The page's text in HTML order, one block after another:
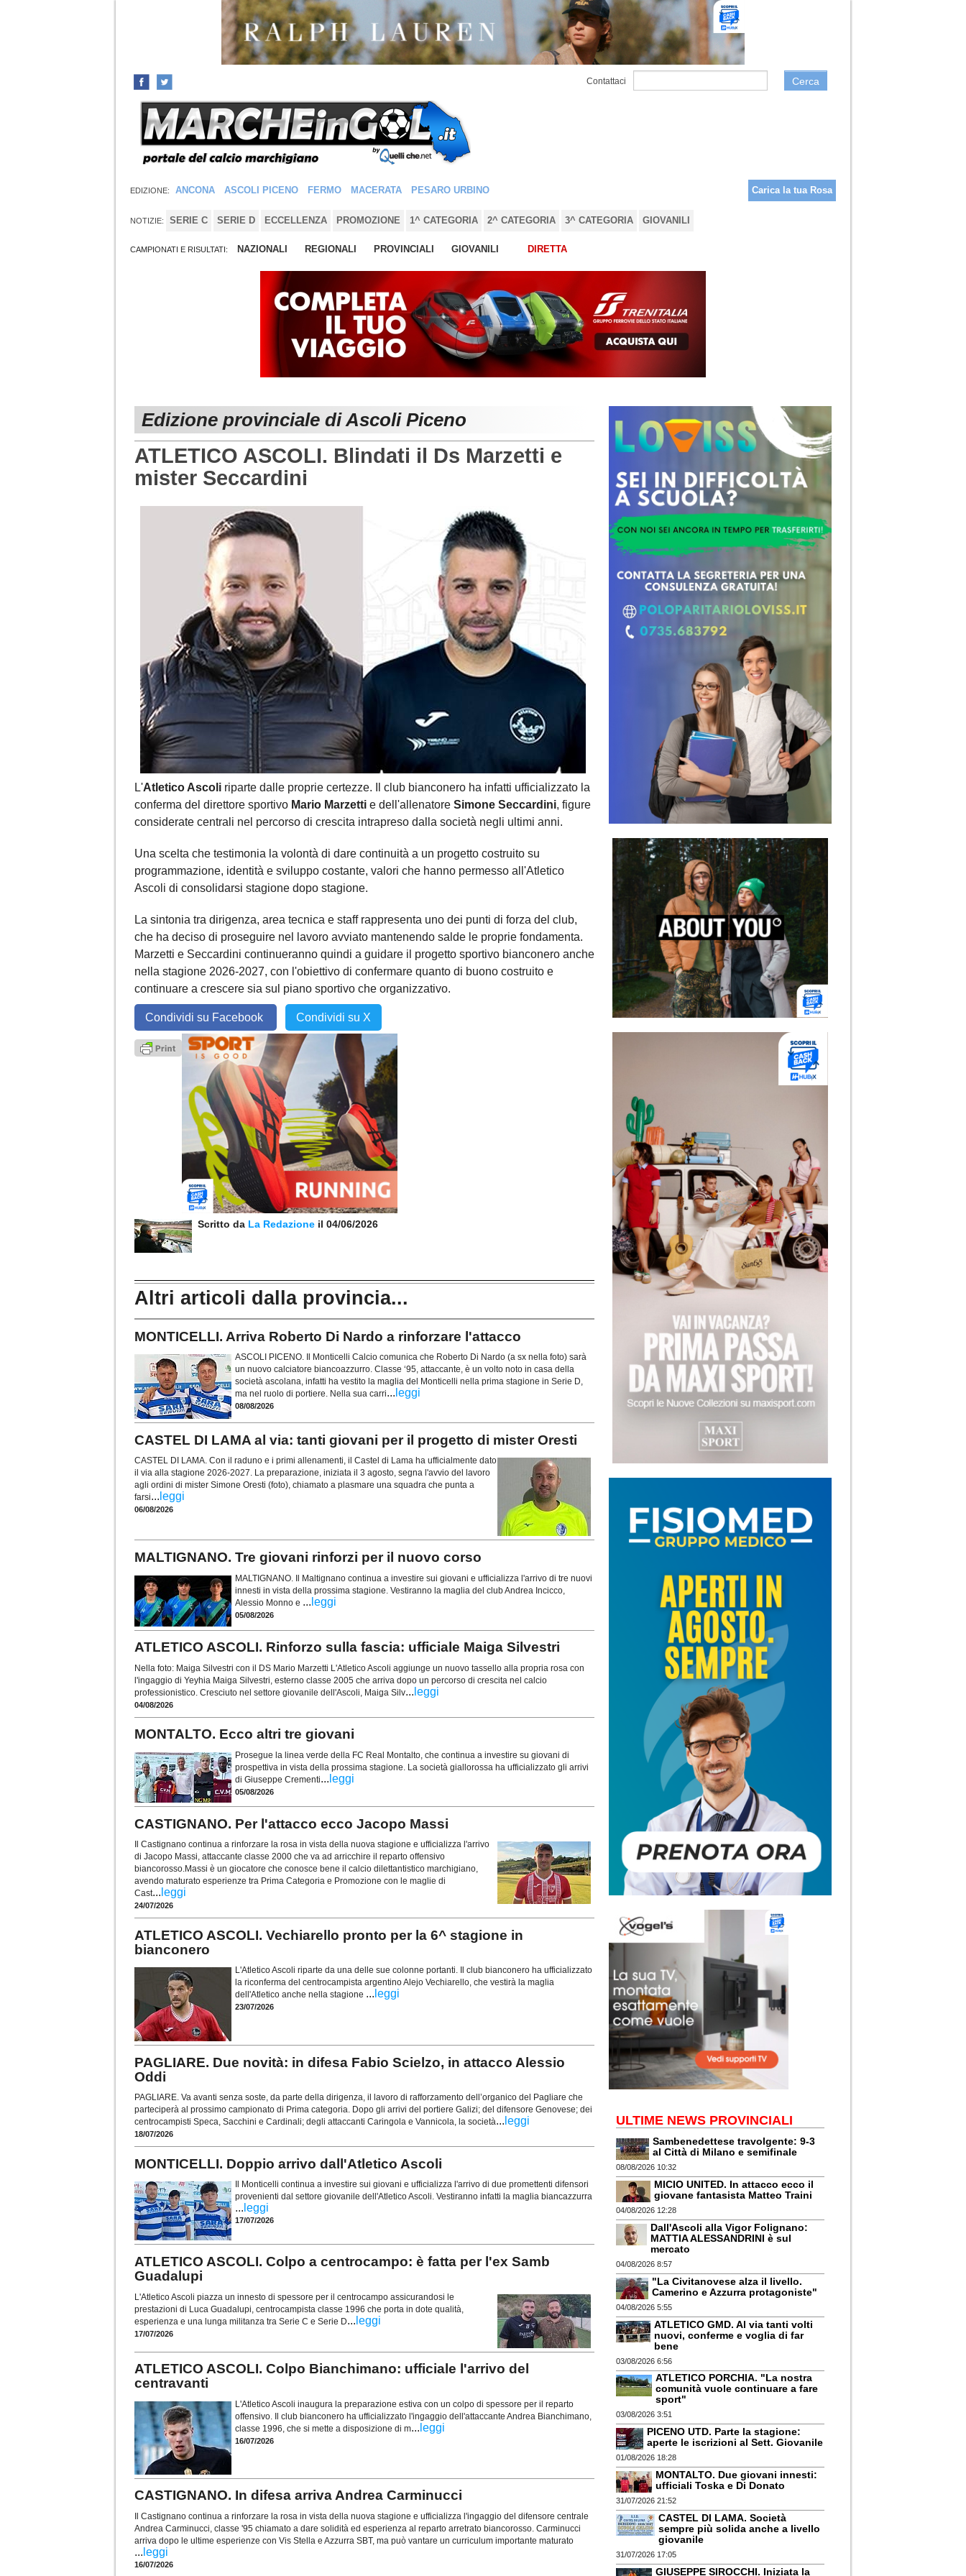
Contattaci Cerca
EDIZIONE: ANCONA ASCOLI PICENO FERMO MACERATA PESARO URBINO Carica la tua Rosa
NOTIZIE: SERIE C SERIE D ECCELLENZA PROMOZIONE 1^ CATEGORIA 2^ CATEGORIA 3^ CATEGORIA GIOVANILI
CAMPIONATI E RISULTATI: NAZIONALI REGIONALI PROVINCIALI GIOVANILI DIRETTA
Edizione provinciale di Ascoli Piceno
ATLETICO ASCOLI. Blindati il Ds Marzetti e
mister Seccardini
L'Atletico Ascoli riparte dalle proprie certezze. Il club bianconero ha infatti ufficializzato la
conferma del direttore sportivo Mario Marzetti e dell'allenatore Simone Seccardini, figure
considerate centrali nel percorso di crescita intrapreso dalla società negli ultimi anni.
Una scelta che testimonia la volontà di dare continuità a un progetto costruito su
programmazione, identità e sviluppo costante, valori che hanno permesso all'Atletico
Ascoli di consolidarsi stagione dopo stagione.
La sintonia tra dirigenza, area tecnica e staff rappresenta uno dei punti di forza del club,
che ha deciso di proseguire nel lavoro avviato mantenendo salde le proprie fondamenta.
Marzetti e Seccardini continueranno quindi a guidare il progetto sportivo bianconero anche
nella stagione 2026-2027, con l'obiettivo di confermare quanto di buono costruito e
continuare a crescere sia sul piano sportivo che organizzativo.
Condividi su Facebook Condividi su X
Scritto da La Redazione il 04/06/2026
Altri articoli dalla provincia...
MONTICELLI. Arriva Roberto Di Nardo a rinforzare l'attacco
ASCOLI PICENO. Il Monticelli Calcio comunica che Roberto Di Nardo (a sx nella foto) sarà
un nuovo calciatore biancoazzurro. Classe ‘95, attaccante, è un volto noto in casa della
società ascolana, infatti ha vestito la maglia del Monticelli nella prima stagione in Serie D,
ma nel ruolo di portiere. Nella sua carri... leggi
08/08/2026
CASTEL DI LAMA al via: tanti giovani per il progetto di mister Oresti
CASTEL DI LAMA. Con il raduno e i primi allenamenti, il Castel di Lama ha ufficialmente dato
il via alla stagione 2026-2027. La preparazione, iniziata il 3 agosto, segna l'avvio del lavoro
agli ordini di mister Simone Oresti (foto), chiamato a plasmare una squadra che punta a
farsi... leggi
06/08/2026
MALTIGNANO. Tre giovani rinforzi per il nuovo corso
MALTIGNANO. Il Maltignano continua a investire sui giovani e ufficializza l'arrivo di tre nuovi
innesti in vista della prossima stagione. Vestiranno la maglia del club Andrea Incicco,
Alessio Monno e ... leggi
05/08/2026
ATLETICO ASCOLI. Rinforzo sulla fascia: ufficiale Maiga Silvestri
Nella foto: Maiga Silvestri con il DS Mario Marzetti L'Atletico Ascoli aggiunge un nuovo tassello alla propria rosa con
l'ingaggio di Yeyhia Maiga Silvestri, esterno classe 2005 che arriva dopo un percorso di crescita nel calcio
professionistico. Cresciuto nel settore giovanile dell'Ascoli, Maiga Silv... leggi
04/08/2026
MONTALTO. Ecco altri tre giovani
Prosegue la linea verde della FC Real Montalto, che continua a investire su giovani di
prospettiva in vista della prossima stagione. La società giallorossa ha ufficializzato gli arrivi
di Giuseppe Crementi... leggi
05/08/2026
CASTIGNANO. Per l'attacco ecco Jacopo Massi
Il Castignano continua a rinforzare la rosa in vista della nuova stagione e ufficializza l'arrivo
di Jacopo Massi, attaccante classe 2000 che va ad arricchire il reparto offensivo
biancorosso.Massi è un giocatore che conosce bene il calcio dilettantistico marchigiano,
avendo maturato esperienze tra Prima Categoria e Promozione con le maglie di
Cast... leggi
24/07/2026
ATLETICO ASCOLI. Vechiarello pronto per la 6^ stagione in
bianconero
L'Atletico Ascoli riparte da una delle sue colonne portanti. Il club bianconero ha ufficializzato
la riconferma del centrocampista argentino Alejo Vechiarello, che vestirà la maglia
dell'Atletico anche nella stagione ... leggi
23/07/2026
PAGLIARE. Due novità: in difesa Fabio Scielzo, in attacco Alessio
Oddi
PAGLIARE. Va avanti senza soste, da parte della dirigenza, il lavoro di rafforzamento dell’organico del Pagliare che
parteciperà al prossimo campionato di Prima categoria. Dopo gli arrivi del portiere Galizi; del difensore Genovese; dei
centrocampisti Speca, Sacchini e Cardinali; degli attaccanti Caringola e Vannicola, la società... leggi
18/07/2026
MONTICELLI. Doppio arrivo dall'Atletico Ascoli
Il Monticelli continua a investire sui giovani e ufficializza l'arrivo di due promettenti difensori
provenienti dal settore giovanile dell'Atletico Ascoli. Vestiranno infatti la maglia biancazzurra
... leggi
17/07/2026
ATLETICO ASCOLI. Colpo a centrocampo: è fatta per l'ex Samb
Guadalupi
L'Atletico Ascoli piazza un innesto di spessore per il centrocampo assicurandosi le
prestazioni di Luca Guadalupi, centrocampista classe 1996 che porta in dote qualità,
esperienza e una lunga militanza tra Serie C e Serie D... leggi
17/07/2026
ATLETICO ASCOLI. Colpo Bianchimano: ufficiale l'arrivo del
centravanti
L'Atletico Ascoli inaugura la preparazione estiva con un colpo di spessore per il reparto
offensivo. Il club bianconero ha ufficializzato l'ingaggio dell'attaccante Andrea Bianchimano,
classe 1996, che si mette a disposizione di m... leggi
16/07/2026
CASTIGNANO. In difesa arriva Andrea Carminucci
Il Castignano continua a rinforzare la rosa in vista della nuova stagione e ufficializza l'ingaggio del difensore centrale
Andrea Carminucci, classe '95 chiamato a dare solidità ed esperienza al reparto arretrato biancorosso. Carminucci
arriva dopo le ultime esperienze con Vis Stella e Azzurra SBT, ma può vantare un curriculum importante maturato
... leggi
16/07/2026
ULTIME NEWS PROVINCIALI
Sambenedettese travolgente: 9-3
al Città di Milano e semifinale
08/08/2026 10:32
MICIO UNITED. In attacco ecco il
giovane fantasista Matteo Traini
04/08/2026 12:28
Dall'Ascoli alla Vigor Folignano:
MATTIA ALESSANDRINI è sul
mercato
04/08/2026 8:57
"La Civitanovese alza il livello.
Camerino e Azzurra protagoniste"
04/08/2026 5:55
ATLETICO GMD. Al via tanti volti
nuovi, conferme e voglia di far
bene
03/08/2026 6:56
ATLETICO PORCHIA. "La nostra
comunità vuole continuare a fare
sport"
03/08/2026 3:51
PICENO UTD. Parte la stagione:
aperte le iscrizioni al Sett. Giovanile
01/08/2026 18:28
MONTALTO. Due giovani innesti:
ufficiali Toska e Di Donato
31/07/2026 21:52
CASTEL DI LAMA. Società
sempre più solida anche a livello
giovanile
31/07/2026 17:05
GIUSEPPE SIROCCHI. Iniziata la